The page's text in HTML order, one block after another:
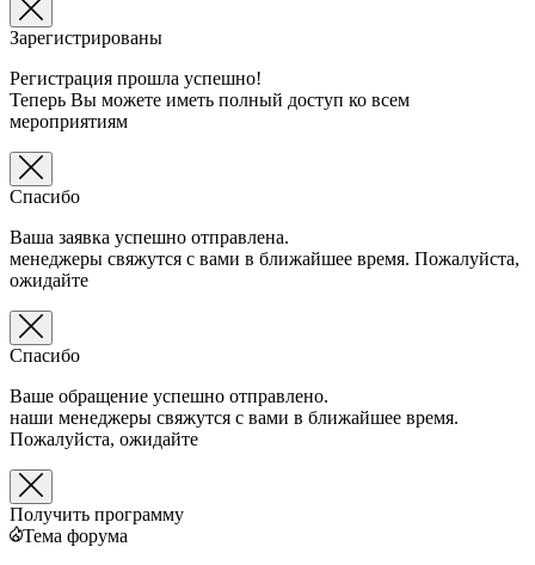
Зарегистрированы
Регистрация прошла успешно!
Теперь Вы можете иметь полный доступ ко всем
мероприятиям
Спасибо
Ваша заявка успешно отправлена.
менеджеры свяжутся с вами в ближайшее время. Пожалуйста,
ожидайте
Спасибо
Ваше обращение успешно отправлено.
наши менеджеры свяжутся с вами в ближайшее время.
Пожалуйста, ожидайте
Получить программу
Тема форума